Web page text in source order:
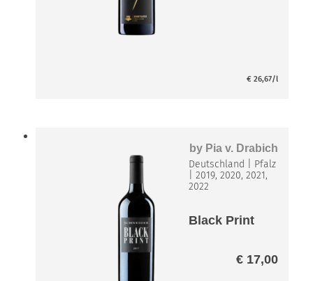
€ 26,67/l
by Pia v. Drabich
Deutschland
Pfalz
|2019, 2020, 2021,
2022
Black Print
€17,00